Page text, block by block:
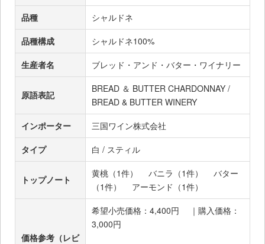
品種
シャルドネ
品種構成
シャルドネ100%
生産者名
ブレッド・アンド・バター・ワイナリー
原語表記
BREAD ＆ BUTTER CHARDONNAY /
BREAD & BUTTER WINERY
インポーター
三国ワイン株式会社
タイプ
白 / スティル
トップノート
黄桃（1件） バニラ（1件）
バター
（1件）
アーモンド（1件）
価格参考（レビ
希望小売価格：4,400円 ｜購入価格：
3,000円